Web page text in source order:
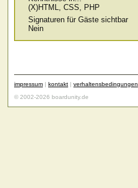
(X)HTML, CSS, PHP
Signaturen für Gäste sichtbar
Nein
impressum | kontakt | verhaltensbedingungen
© 2002-2026 boardunity.de